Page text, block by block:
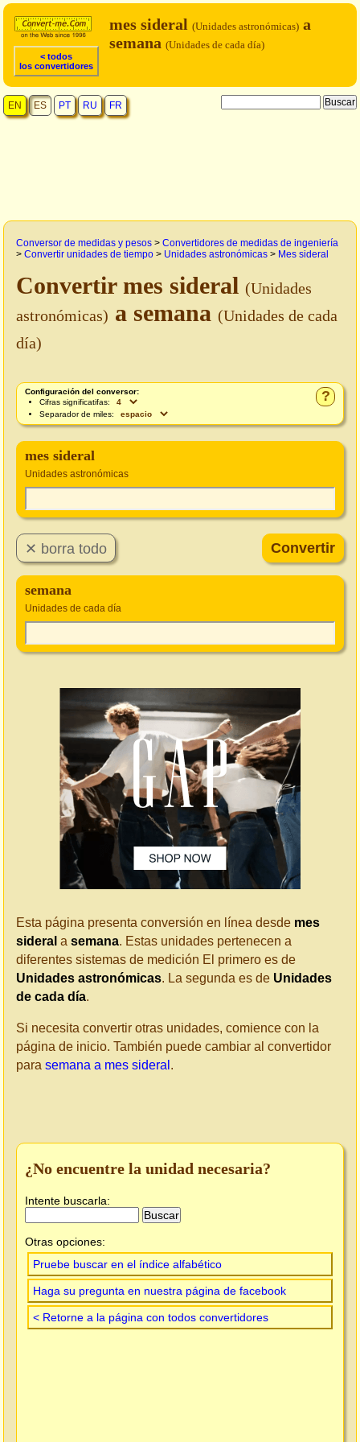
< todos
los convertidores
mes sideral (Unidades astronómicas) a
semana (Unidades de cada día)
EN ES PT RU FR
Conversor de medidas y pesos > Convertidores de medidas de ingeniería
> Convertir unidades de tiempo > Unidades astronómicas > Mes sideral
Convertir mes sideral (Unidades
astronómicas) a semana (Unidades de cada
día)
?
Configuración del conversor:
Cifras significatifas:
Separador de miles:
mes sideral
Unidades astronómicas
semana
Unidades de cada día
Esta página presenta conversión en línea desde mes
sideral a semana. Estas unidades pertenecen a
diferentes sistemas de medición El primero es de
Unidades astronómicas. La segunda es de Unidades
de cada día.
Si necesita convertir otras unidades, comience con la
página de inicio. También puede cambiar al convertidor
para semana a mes sideral .
¿No encuentre la unidad necesaria?
Intente buscarla:
Otras opciones:
Pruebe buscar en el índice alfabético
Haga su pregunta en nuestra página de facebook
< Retorne a la página con todos convertidores